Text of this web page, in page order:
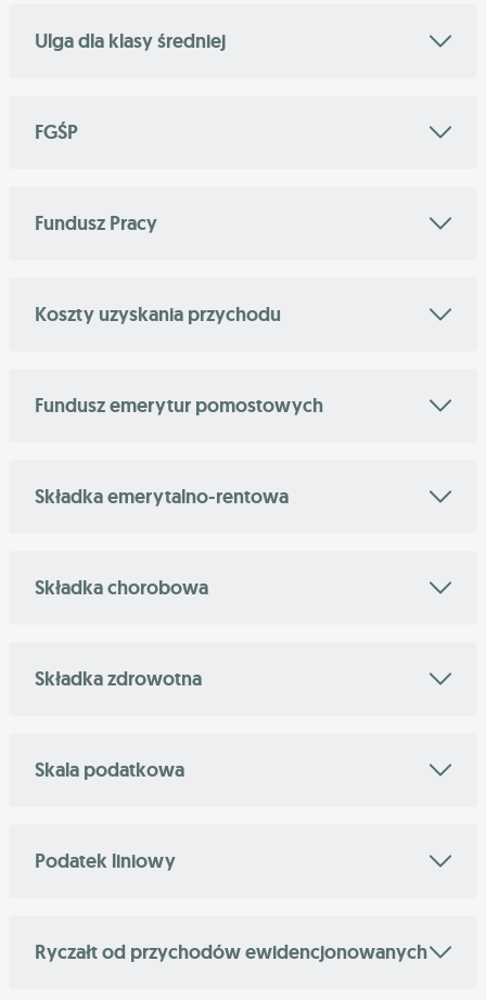
Ulga dla klasy średniej
FGŚP
Fundusz Pracy
Koszty uzyskania przychodu
Fundusz emerytur pomostowych
Składka emerytalno-rentowa
Składka chorobowa
Składka zdrowotna
Skala podatkowa
Podatek liniowy
Ryczałt od przychodów ewidencjonowanych